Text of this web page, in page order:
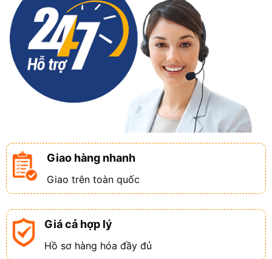
Giao hàng nhanh
Giao trên toàn quốc
Giá cả hợp lý
Hồ sơ hàng hóa đầy đủ